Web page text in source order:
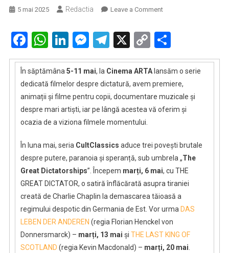
5 mai 2025 Redactia Leave a Commenton
ARTA.
„The
Dictator”
deschide
totalitare
Facebook
WhatsApp
LinkedIn
Messenger
Telegram
X Copy
Link
În săptămâna5-11 mai, la Cinema ARTAlansăm o serie
dedicată filmelor despre dictatură, avem premiere,
animații și filme pentru copii, documentare muzicale și
despre mari artiști, iar pe lângă acestea vă oferim și
ocazia de a viziona filmele momentului.
În luna mai, seria CultClassics aduce trei povești brutale
despre putere, paranoia și speranță, sub umbrela „The
Great Dictatorships”. Începem marți, 6 mai, cu THE
GREAT DICTATOR, o satiră înflăcărată asupra tiraniei
creată de Charlie Chaplin la demascarea tăioasă a
regimului despotic din Germania de Est. Vor urma DAS
LEBEN DER ANDEREN (regia Florian Henckel von
Donnersmarck) – marți, 13 mai și THE LAST KING OF
SCOTLAND (regia Kevin Macdonald) – marți, 20 mai.